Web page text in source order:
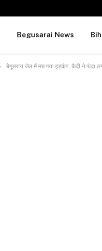
Begusarai News
बेगूसराय जेल में मच गया हड़कंप- कैदी ने फंदा